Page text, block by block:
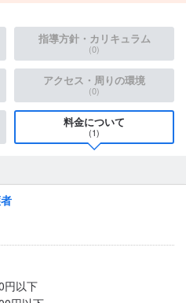
指導方針・カリキュラム
(0)
アクセス・周りの環境
(0)
料金について
(1)
円以下